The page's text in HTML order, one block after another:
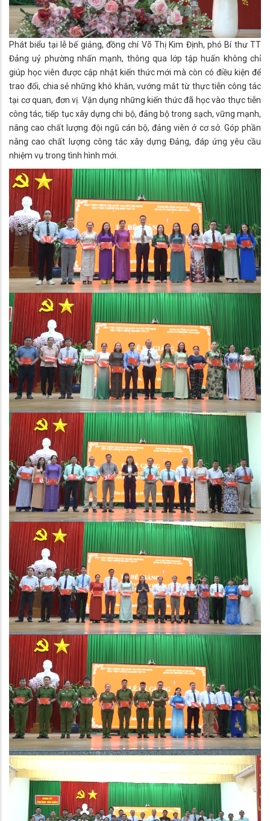
Phát biểu tại lễ bế giảng, đồng chí Võ Thị Kim Định, phó Bí thư TT
Đảng uỷ phường nhấn mạnh, thông qua lớp tập huấn không chỉ
giúp học viên được cập nhật kiến thức mới mà còn có điều kiện để
trao đổi, chia sẻ những khó khăn, vướng mắt từ thực tiễn công tác
tại cơ quan, đơn vị. Vận dụng những kiến thức đã học vào thực tiễn
công tác, tiếp tục xây dựng chi bộ, đảng bộ trong sạch, vững mạnh,
nâng cao chất lượng đội ngũ cán bộ, đảng viên ở cơ sở. Góp phần
nâng cao chất lượng công tác xây dựng Đảng, đáp ứng yêu cầu
nhiệm vụ trong tình hình mới.